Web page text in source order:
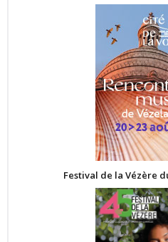
Festival de la Vézère